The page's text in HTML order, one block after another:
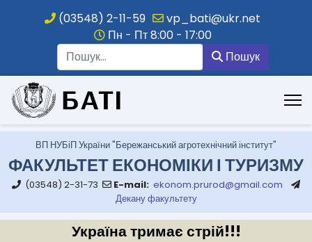
(03548) 2-11-59
vp_bati@ukr.net
Пн - Пт 8:00 - 17:00
Пошук
.
ВП НУБіП України "Бережанський агротехнічний інститут"
ФАКУЛЬТЕТ ЕКОНОМІКИ І ТУРИЗМУ
(03548) 2-31-73 E-mail: ekonom.prurod@gmail.com
Декану факультету
Україна тримає стрій!!!